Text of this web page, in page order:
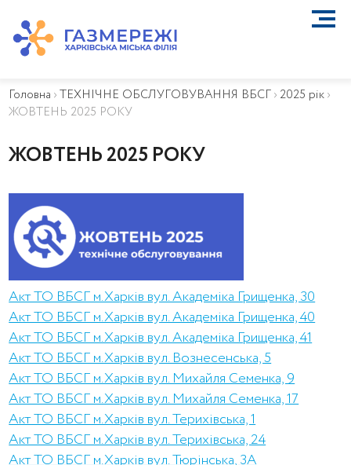
ПРО КОМПАНІЮ
ВАЖЛИВА ІНФОРМАЦІЯ
КОНТАКТИ
КАР’ЄРА
ПРИЄДНАННЯ
Біометан
КГУ
ОСОБИСТИЙ КАБІНЕТ
Головна ›ТЕХНІЧНЕ ОБСЛУГОВУВАННЯ ВБСГ› 2025 рік›
ЖОВТЕНЬ 2025 РОКУ
ЖОВТЕНЬ 2025 РОКУ
Акт ТО ВБСГ м.Харків вул. Академіка Грищенка, 30
Акт ТО ВБСГ м.Харків вул. Академіка Грищенка, 40
Акт ТО ВБСГ м.Харків вул. Академіка Грищенка, 41
Акт ТО ВБСГ м.Харків вул. Вознесенська, 5
Акт ТО ВБСГ м.Харків вул. Михайля Семенка, 9
Акт ТО ВБСГ м.Харків вул. Михайля Семенка, 17
Акт ТО ВБСГ м.Харків вул. Терихівська, 1
Акт ТО ВБСГ м.Харків вул. Терихівська, 24
Акт ТО ВБСГ м.Харків вул. Тюрінська, 3А